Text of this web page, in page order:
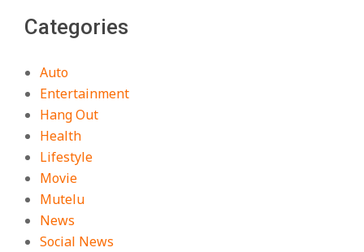
Categories
Auto
Entertainment
Hang Out
Health
Lifestyle
Movie
Mutelu
News
Social News